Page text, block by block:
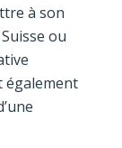
à son
ou
également